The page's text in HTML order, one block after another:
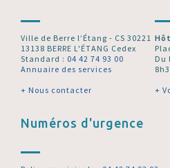
Ville de Berre l’Étang - CS 30221
13138 BERRE L'ÉTANG Cedex
Standard : 04 42 74 93 00
Annuaire des services
+ Nous contacter
Du
+
Numéros d'urgence